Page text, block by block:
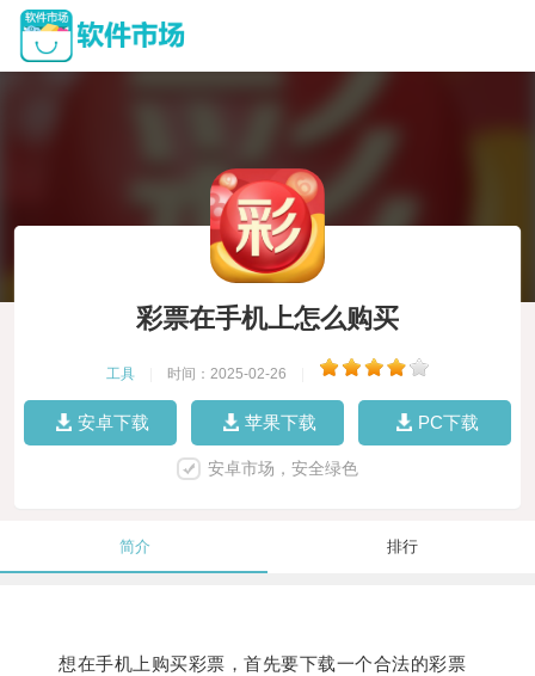
彩票在手机上怎么购买
工具 时间：2025-02-26
安卓下载 苹果下载 PC下载
安卓市场，安全绿色
简介 排行
想在手机上购买彩票，首先要下载一个合法的彩票